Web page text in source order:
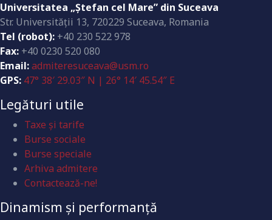
Universitatea „Ştefan cel Mare” din Suceava
Str. Universităţii 13, 720229 Suceava, Romania
Tel (robot): +40 230 522 978
Fax: +40 0230 520 080
Email:admiteresuceava@usm.ro
GPS: 47° 38′ 29.03″ N | 26° 14′ 45.54″ E
Legături utile
Taxe și tarife
Burse sociale
Burse speciale
Arhiva admitere
Contactează-ne!
Dinamism și performanță